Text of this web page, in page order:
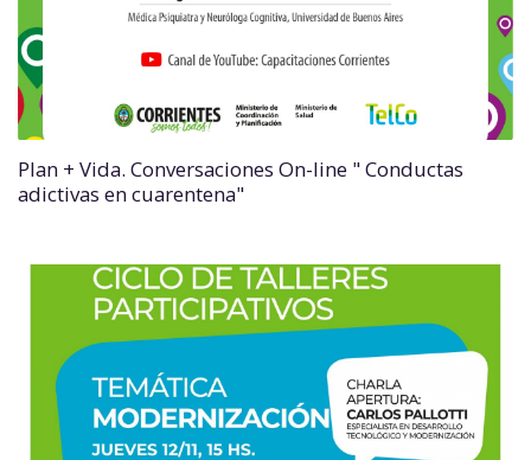
Plan + Vida. Conversaciones On-line " Conductas
adictivas en cuarentena"